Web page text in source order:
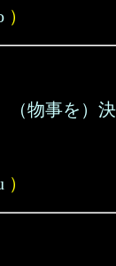
）
（物事を）決
）